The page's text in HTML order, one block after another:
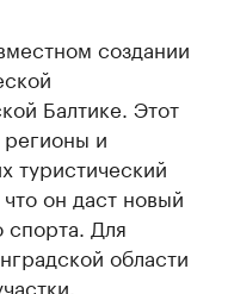
создании
Балтике. Этот
и
туристический
он даст новый
спорта. Для
области